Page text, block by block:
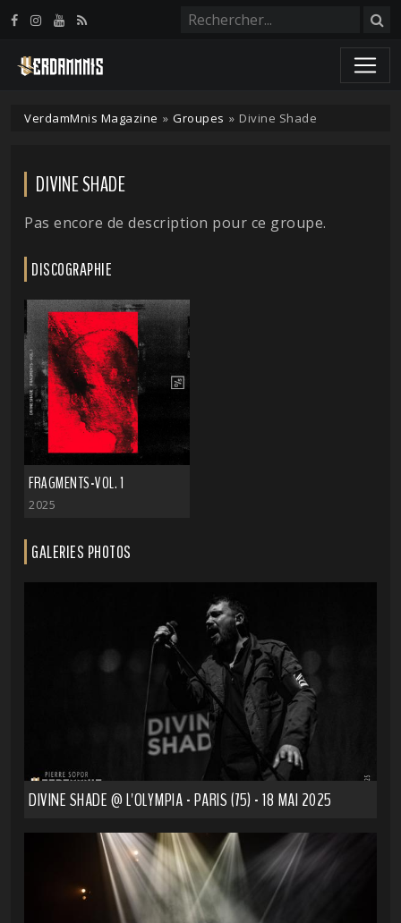
VerdamMnis Magazine » Groupes » Divine Shade
DIVINE SHADE
Pas encore de description pour ce groupe.
DISCOGRAPHIE
FRAGMENTS-VOL. 1
2025
GALERIES PHOTOS
DIVINE SHADE @ L'OLYMPIA - PARIS (75) - 18 MAI 2025
Panneau de gestion des cookies